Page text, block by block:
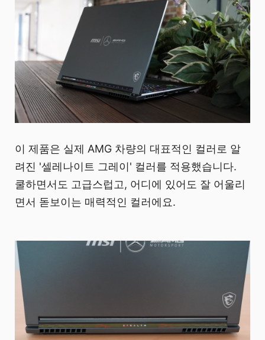
이 제품은 실제 AMG 차량의 대표적인 컬러로 알
려진 '셀레나이트 그레이' 컬러를 적용했습니다.
쿨하면서도 고급스럽고, 어디에 있어도 잘 어울리
면서 돋보이는 매력적인 컬러에요.